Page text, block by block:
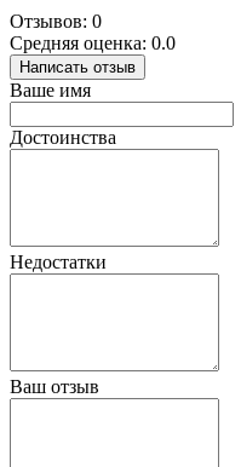
Отзывов: 0
Средняя оценка: 0.0
Написать отзыв
Ваше имя
Достоинства
Недостатки
Ваш отзыв